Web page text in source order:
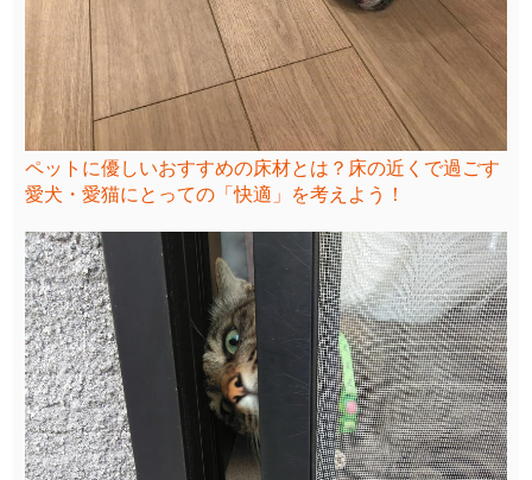
ペットに優しいおすすめの床材とは？床の近くで過ごす
愛犬・愛猫にとっての「快適」を考えよう！